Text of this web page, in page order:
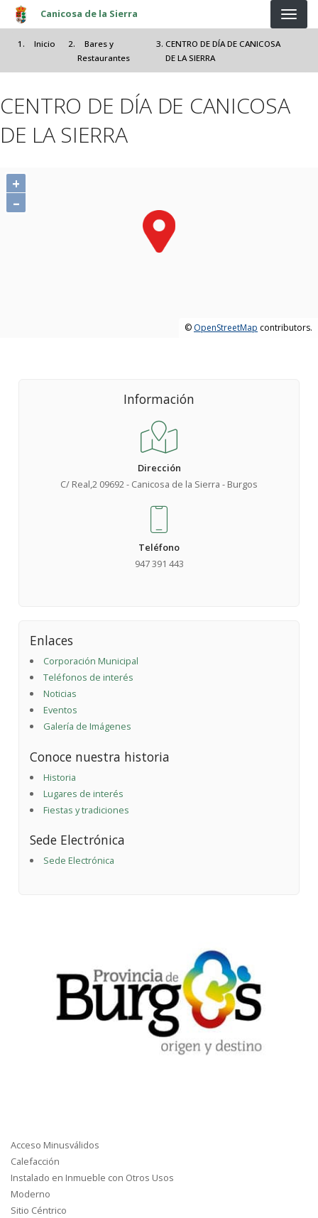
Pasar al contenido principal
Canicosa de la Sierra
Inicio
Bares y
Restaurantes
CENTRO DE DÍA DE CANICOSA
DE LA SIERRA
CENTRO DE DÍA DE CANICOSA
DE LA SIERRA
+
–
© OpenStreetMap contributors.
Información
Dirección
C/ Real,2 09692 - Canicosa de la Sierra - Burgos
Teléfono
947 391 443
Enlaces
Corporación Municipal
Teléfonos de interés
Noticias
Eventos
Galería de Imágenes
Conoce nuestra historia
Historia
Lugares de interés
Fiestas y tradiciones
Sede Electrónica
Sede Electrónica
Acceso Minusválidos
Calefacción
Instalado en Inmueble con Otros Usos
Moderno
Sitio Céntrico